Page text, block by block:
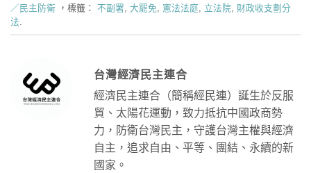
／民主防衛 ，標籤： 不副署 大罷免 憲法法庭 立法院 財政收支劃分
法
台灣經濟民主連合
經濟民主連合（簡稱經民連）誕生於反服
貿、太陽花運動，致力抵抗中國政商勢
力，防衛台灣民主，守護台灣主權與經濟
自主，追求自由、平等、團結、永續的新
國家。